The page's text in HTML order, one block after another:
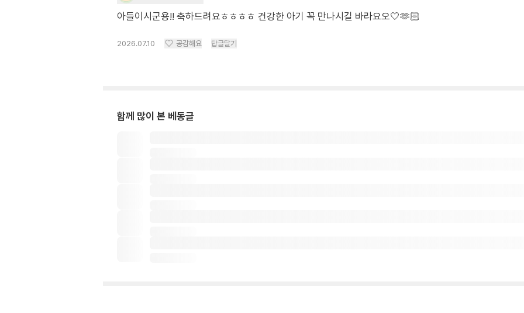
아들이시군용!! 축하드려요ㅎㅎㅎㅎ 건강한 아기 꼭 만나시길 바라요오🤍🫶🏻
2026.07.10 공감해요 답글달기
함께 많이 본 베동글